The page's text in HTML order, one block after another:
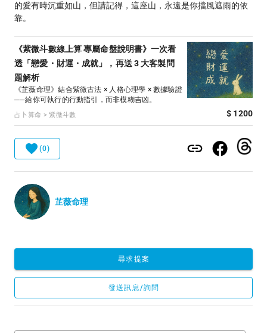
的愛有時沉重如山，但請記得，這座山，永遠是你擋風遮雨的依
靠。
《紫微斗數線上算 專屬命盤說明書》一次看
透「戀愛・財運・成就」，再送 3 大客製問
題解析
《芷薇命理》結合紫微古法 × 人格心理學 × 數據驗證
──給你可執行的行動指引，而非模糊吉凶。
占卜算命 > 紫微斗數 $ 1200
(0)
芷薇命理
尋求提案
發送訊息/詢問